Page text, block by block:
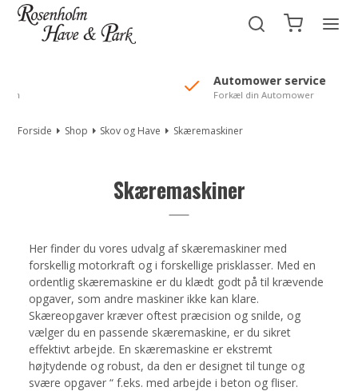
//Mailchimp autofill selected "Pakke"
Automower service
Forkæl din Automower
Forside Shop Skov og Have Skæremaskiner
Skæremaskiner
Her finder du vores udvalg af skæremaskiner med
forskellig motorkraft og i forskellige prisklasser. Med en
ordentlig skæremaskine er du klædt godt på til krævende
opgaver, som andre maskiner ikke kan klare.
Skæreopgaver kræver oftest præcision og snilde, og
vælger du en passende skæremaskine, er du sikret
effektivt arbejde. En skæremaskine er ekstremt
højtydende og robust, da den er designet til tunge og
svære opgaver “ f.eks. med arbejde i beton og fliser.